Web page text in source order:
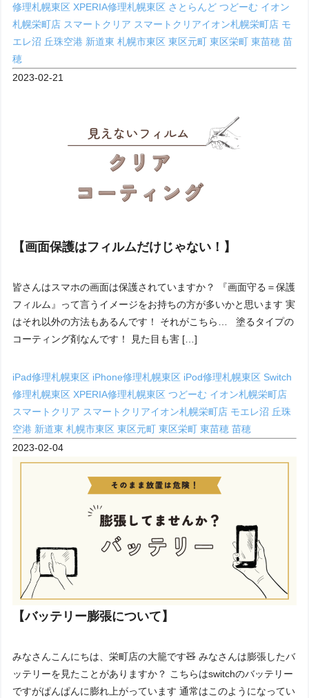
修理札幌東区 XPERIA修理札幌東区 さとらんどつどーむ イオン
札幌栄町店 スマートクリア スマートクリアイオン札幌栄町店 モ
エレ沼 丘珠空港 新道東札幌市東区東区元町東区栄町東苗穂苗
穂
2023-02-21
【画面保護はフィルムだけじゃない！】
皆さんはスマホの画面は保護されていますか？ 『画面守る＝保護
フィルム』って言うイメージをお持ちの方が多いかと思います 実
はそれ以外の方法もあるんです！ それがこちら… 塗るタイプの
コーティング剤なんです！ 見た目も害 […]
iPad修理札幌東区 iPhone修理札幌東区 iPod修理札幌東区 Switch
修理札幌東区 XPERIA修理札幌東区つどーむ イオン札幌栄町店
スマートクリア スマートクリアイオン札幌栄町店 モエレ沼 丘珠
空港 新道東札幌市東区東区元町東区栄町東苗穂苗穂
2023-02-04
【バッテリー膨張について】
みなさんこんにちは、栄町店の大籠です🧸 みなさんは膨張したバ
ッテリーを見たことがありますか？ こちらはswitchのバッテリー
ですがぱんぱんに膨れ上がっています 通常はこのようになってい